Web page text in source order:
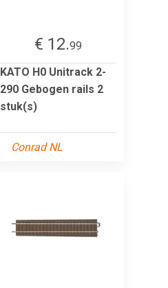
€ 12.99
KATO H0 Unitrack 2-
290 Gebogen rails 2
stuk(s)
Conrad NL